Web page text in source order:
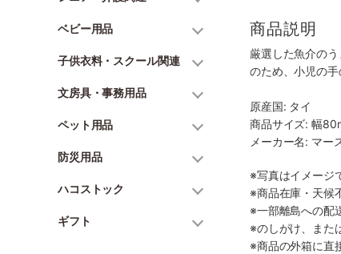
ベビー用品
子供衣料・スクール関連
文房具・事務用品
ペット用品
防災用品
ハコストック
ギフト
商品説明
厳選した魚介の
のため、小児の
原産国: タイ
商品サイズ: 幅
メーカー名: マー
※写真はイメージ
※商品在庫・天候
※一部離島への配
※のしがけ、また
※商品の外箱に直